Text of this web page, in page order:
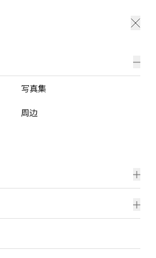
写真集
周边
电子产品